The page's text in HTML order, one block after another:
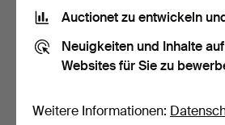
3 Gebote
93 USD 53
Auctionet zu entwickeln
Neuigkeiten und Inhalte
Websites für Sie zu
Weitere Informationen: